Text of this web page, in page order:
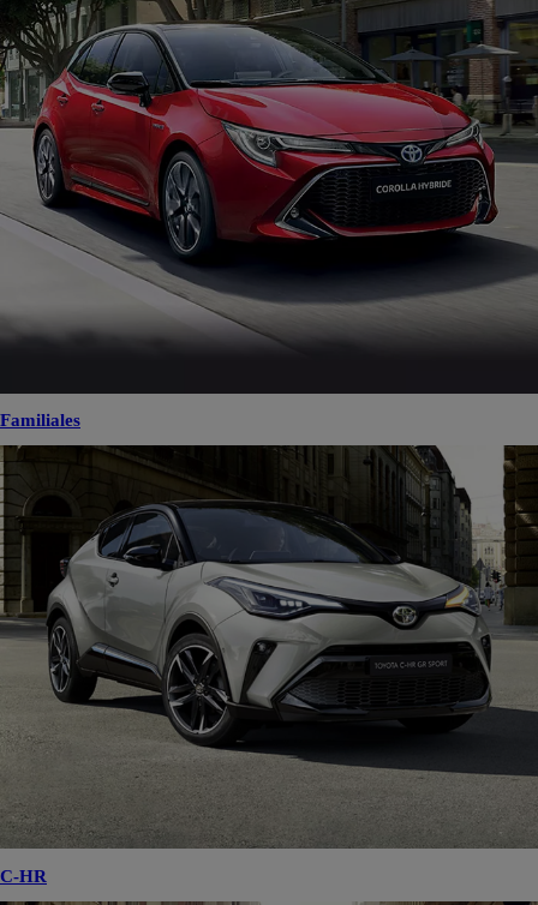
Familiales
C-HR